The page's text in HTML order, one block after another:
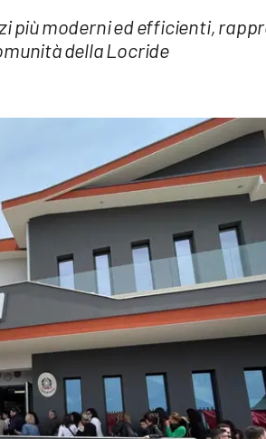
più moderni ed efficienti,
della Locride